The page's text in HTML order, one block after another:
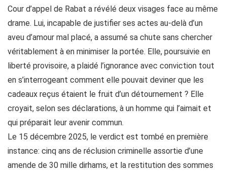
Cour d’appel de Rabat a révélé deux visages face au même
drame. Lui, incapable de justifier ses actes au-delà d’un
aveu d’amour mal placé, a assumé sa chute sans chercher
véritablement à en minimiser la portée. Elle, poursuivie en
liberté provisoire, a plaidé l’ignorance avec conviction tout
en s’interrogeant comment elle pouvait deviner que les
cadeaux reçus étaient le fruit d’un détournement ? Elle
croyait, selon ses déclarations, à un homme qui l’aimait et
qui préparait leur avenir commun.
Le 15 décembre 2025, le verdict est tombé en première
instance: cinq ans de réclusion criminelle assortie d’une
amende de 30 mille dirhams, et la restitution des sommes